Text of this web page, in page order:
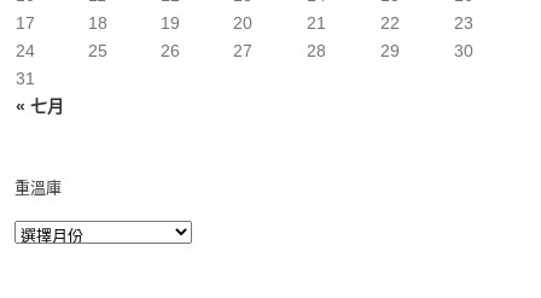
« 七月
17
18 19 20 21 22
23
24
25 26 27 28 29
30
31
重溫庫